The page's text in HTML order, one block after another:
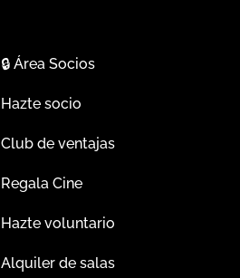
🔒Área Socios
Hazte socio
Club de ventajas
Regala Cine
Hazte voluntario
Alquiler de salas